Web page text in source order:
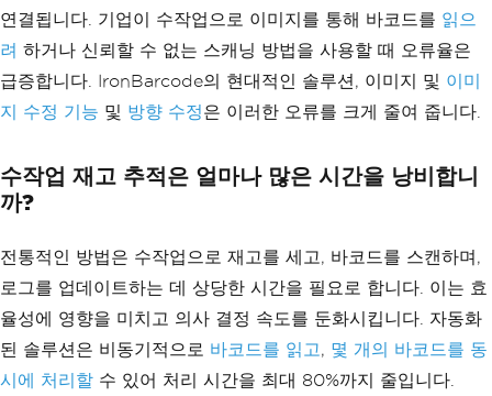
연결됩니다. 기업이 수작업으로 이미지를 통해 바코드를 읽으
려 하거나 신뢰할 수 없는 스캐닝 방법을 사용할 때 오류율은
급증합니다. IronBarcode의 현대적인 솔루션, 이미지 및 이미
지 수정 기능 및 방향 수정은 이러한 오류를 크게 줄여 줍니다.
수작업 재고 추적은 얼마나 많은 시간을 낭비합니
까?
전통적인 방법은 수작업으로 재고를 세고, 바코드를 스캔하며,
로그를 업데이트하는 데 상당한 시간을 필요로 합니다. 이는 효
율성에 영향을 미치고 의사 결정 속도를 둔화시킵니다. 자동화
된 솔루션은 비동기적으로 바코드를 읽고, 몇 개의 바코드를 동
시에 처리할 수 있어 처리 시간을 최대 80%까지 줄입니다.